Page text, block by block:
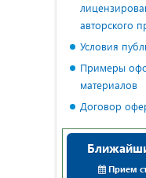
авторского
Условия
Примеры
материалов
Договор
Прием